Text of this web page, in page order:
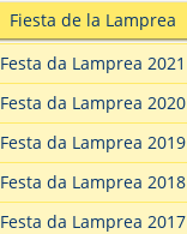
Fiesta de la Lamprea
Festa da Lamprea 2021
Festa da Lamprea 2020
Festa da Lamprea 2019
Festa da Lamprea 2018
Festa da Lamprea 2017